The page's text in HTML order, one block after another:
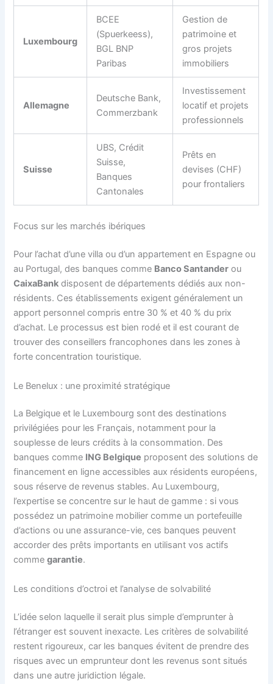
Luxembourg
BCEE
(Spuerkeess),
BGL BNP
Paribas
Gestion de
patrimoine et
gros projets
immobiliers
Allemagne
Deutsche Bank,
Commerzbank
Investissement
locatif et projets
professionnels
Suisse
UBS, Crédit
Suisse,
Banques
Cantonales
Prêts en
devises (CHF)
pour frontaliers
Focus sur les marchés ibériques
Pour l’achat d’une villa ou d’un appartement en Espagne ou
au Portugal, des banques comme Banco Santander ou
CaixaBank disposent de départements dédiés aux non-
résidents. Ces établissements exigent généralement un
apport personnel compris entre 30 % et 40 % du prix
d’achat. Le processus est bien rodé et il est courant de
trouver des conseillers francophones dans les zones à
forte concentration touristique.
Le Benelux : une proximité stratégique
La Belgique et le Luxembourg sont des destinations
privilégiées pour les Français, notamment pour la
souplesse de leurs crédits à la consommation. Des
banques comme ING Belgique proposent des solutions de
financement en ligne accessibles aux résidents européens,
sous réserve de revenus stables. Au Luxembourg,
l’expertise se concentre sur le haut de gamme : si vous
possédez un patrimoine mobilier comme un portefeuille
d’actions ou une assurance-vie, ces banques peuvent
accorder des prêts importants en utilisant vos actifs
commegarantie.
Les conditions d’octroi et l’analyse de solvabilité
L’idée selon laquelle il serait plus simple d’emprunter à
l’étranger est souvent inexacte. Les critères de solvabilité
restent rigoureux, car les banques évitent de prendre des
risques avec un emprunteur dont les revenus sont situés
dans une autre juridiction légale.